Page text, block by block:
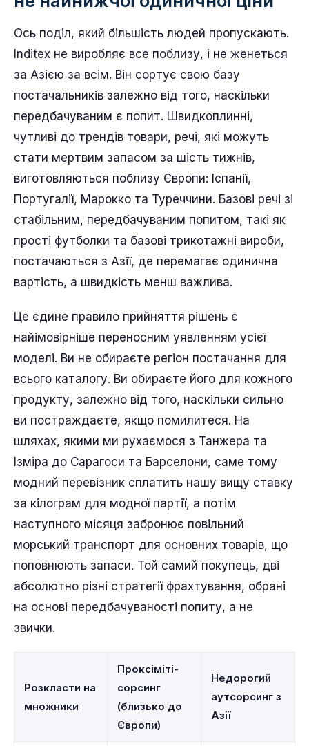
Ось поділ, який більшість людей пропускають.
Inditex не виробляє все поблизу, і не женеться
за Азією за всім. Він сортує свою базу
постачальників залежно від того, наскільки
передбачуваним є попит. Швидкоплинні,
чутливі до трендів товари, речі, які можуть
стати мертвим запасом за шість тижнів,
виготовляються поблизу Європи: Іспанії,
Португалії, Марокко та Туреччини. Базові речі зі
стабільним, передбачуваним попитом, такі як
прості футболки та базові трикотажні вироби,
постачаються з Азії, де перемагає одинична
вартість, а швидкість менш важлива.
Це єдине правило прийняття рішень є
найімовірніше переносним уявленням усієї
моделі. Ви не обираєте регіон постачання для
всього каталогу. Ви обираєте його для кожного
продукту, залежно від того, наскільки сильно
ви постраждаєте, якщо помилитеся. На
шляхах, якими ми рухаємося з Танжера та
Ізміра до Сарагоси та Барселони, саме тому
модний перевізник сплатить нашу вищу ставку
за кілограм для модної партії, а потім
наступного місяця забронює повільний
морський транспорт для основних товарів, що
поповнюють запаси. Той самий покупець, дві
абсолютно різні стратегії фрахтування, обрані
на основі передбачуваності попиту, а не
звички.
Розкласти на
множники
Проксіміті-
сорсинг
(близько до
Європи)
Недорогий
аутсорсинг з
Азії